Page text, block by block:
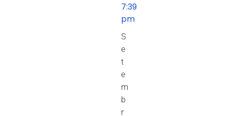
7:39
pm
S
e
t
e
m
b
r